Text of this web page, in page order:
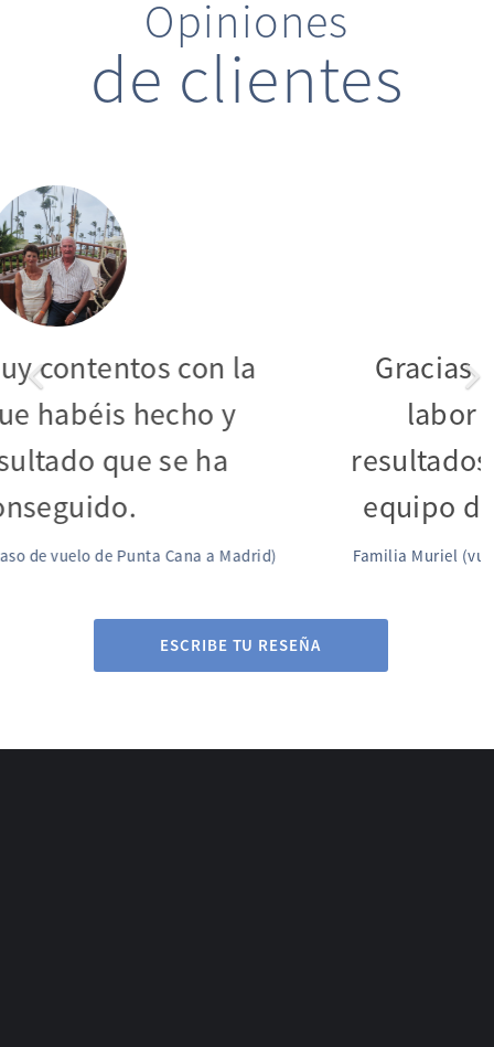
Opiniones
de clientes
Gracias por la excelente labor
y los mejores resultados
gracias a todo el equipo de
Familia Muriel (vuelo retrasado de Madrid a Cali)
ESCRIBE TU RESEÑA